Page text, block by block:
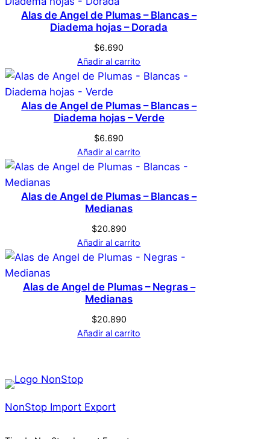
h
s
–
d
a
i
d
No hay valoraciones aún. Solo los usuarios
registrados que hayan comprado este
producto pueden hacer una valoración.
Alas de Angel de Plumas – Blancas –
Diadema hojas – Dorada
$6.690
Añadir al carrito
Alas de Angel de Plumas – Blancas –
Diadema hojas – Verde
$6.690
Añadir al carrito
Alas de Angel de Plumas – Blancas –
Medianas
$20.890
Añadir al carrito
Alas de Angel de Plumas – Negras –
Medianas
$20.890
Añadir al carrito
NonStop Import Export